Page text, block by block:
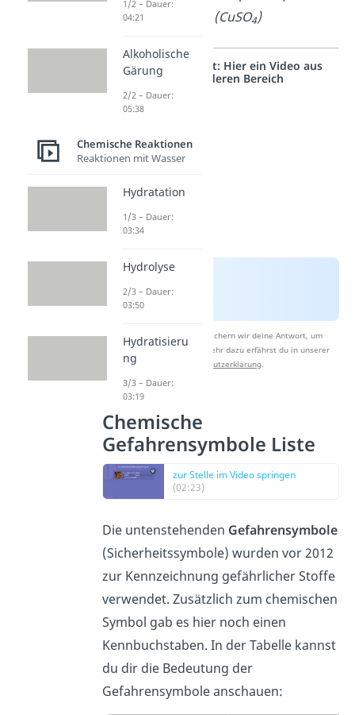
(CuSO4)
Studyflix vernetzt: Hier ein Video aus
einem anderen Bereich
Nach Beantwortung speichern wir deine Antwort, um
Studyflix zu verbessern. Mehr dazu erfährst du in unserer
Datenschutzerklärung.
Chemische
Gefahrensymbole Liste
zur Stelle im Video springen
(02:23)
Die untenstehenden Gefahrensymbole
(Sicherheitssymbole) wurden vor 2012
zur Kennzeichnung gefährlicher Stoffe
verwendet. Zusätzlich zum chemischen
Symbol gab es hier noch einen
Kennbuchstaben. In der Tabelle kannst
du dir die Bedeutung der
Gefahrensymbole anschauen:
1/2 – Dauer:
04:21
Alkoholische
Gärung
2/2 – Dauer:
05:38
Chemische Reaktionen
Reaktionen mit Wasser
Hydratation
1/3 – Dauer:
03:34
Hydrolyse
2/3 – Dauer:
03:50
Hydratisieru
ng
3/3 – Dauer:
03:19